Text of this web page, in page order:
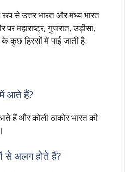
रूप से उत्तर भारत और मध्य भारत
पर महाराष्ट्र, गुजरात, उड़ीसा,
कुछ हिस्सों में पाई जाती है.
आते हैं?
हैं और कोली ठाकोर भारत की
से अलग होते हैं?